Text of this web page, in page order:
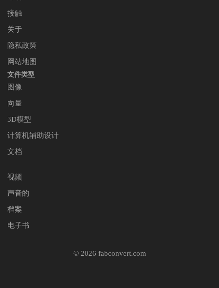
接触
关于
隐私政策
网站地图
文件类型
图像
向量
3D模型
计算机辅助设计
文档
视频
声音的
档案
电子书
© 2026 fabconvert.com